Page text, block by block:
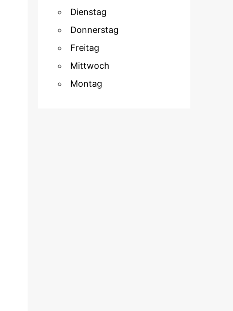
Dienstag
Donnerstag
Freitag
Mittwoch
Montag